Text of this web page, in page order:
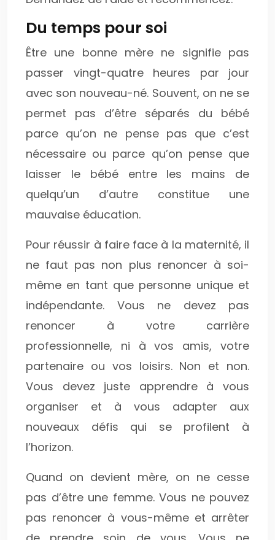
Du temps pour soi
Être une bonne mère ne signifie pas
passer vingt-quatre heures par jour
avec son nouveau-né. Souvent, on ne se
permet pas d’être séparés du bébé
parce qu’on ne pense pas que c’est
nécessaire ou parce qu’on pense que
laisser le bébé entre les mains de
quelqu’un d’autre constitue une
mauvaise éducation.
Pour réussir à faire face à la maternité, il
ne faut pas non plus renoncer à soi-
même en tant que personne unique et
indépendante. Vous ne devez pas
renoncer à votre carrière
professionnelle, ni à vos amis, votre
partenaire ou vos loisirs. Non et non.
Vous devez juste apprendre à vous
organiser et à vous adapter aux
nouveaux défis qui se profilent à
l’horizon.
Quand on devient mère, on ne cesse
pas d’être une femme. Vous ne pouvez
pas renoncer à vous-même et arrêter